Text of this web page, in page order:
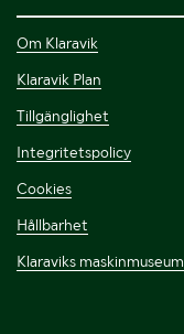
Om Klaravik
Klaravik Plan
Tillgänglighet
Integritetspolicy
Cookies
Hållbarhet
Klaraviks maskinmuseum